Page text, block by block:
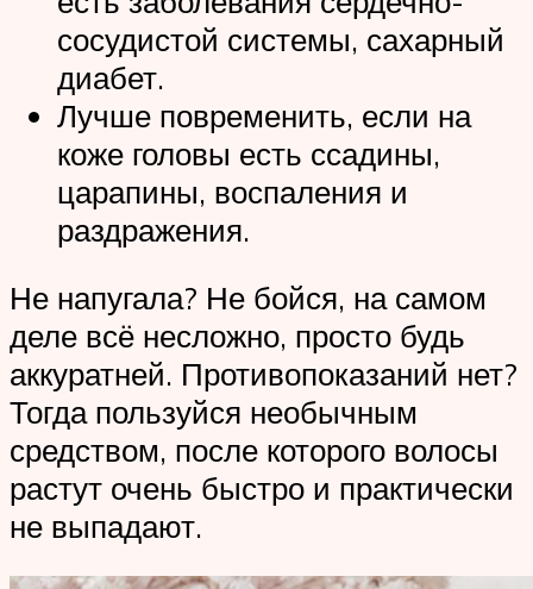
сосудистой системы, сахарный
диабет.
Лучше повременить, если на
коже головы есть ссадины,
царапины, воспаления и
раздражения.
Не напугала? Не бойся, на самом
деле всё несложно, просто будь
аккуратней. Противопоказаний нет?
Тогда пользуйся необычным
средством, после которого волосы
растут очень быстро и практически
не выпадают.